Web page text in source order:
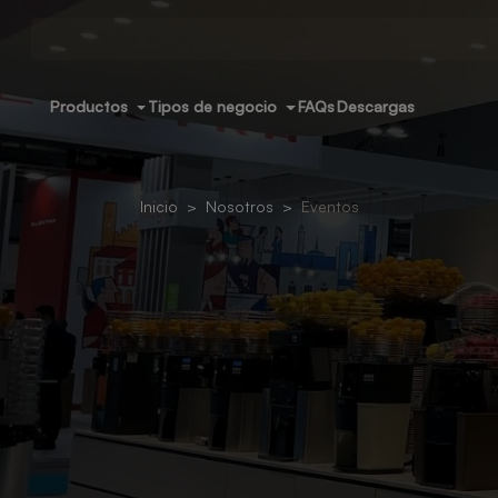
Productos Tipos de negocio FAQsDescargas
Inicio Nosotros Eventos